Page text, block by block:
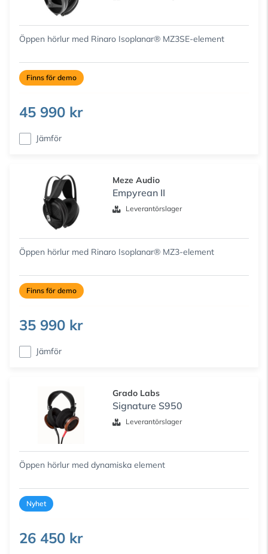
Öppen hörlur med Rinaro Isoplanar® MZ3SE-element
Finns för demo
45 990 kr
Jämför
Meze Audio
Empyrean II
Leverantörslager
Öppen hörlur med Rinaro Isoplanar® MZ3-element
Finns för demo
35 990 kr
Jämför
Grado Labs
Signature S950
Leverantörslager
Öppen hörlur med dynamiska element
Nyhet
26 450 kr